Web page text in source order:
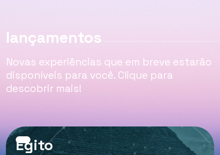
lançamentos
Novas experiências que em breve estarão
disponíveis para você. Clique para
descobrir mais!
Egito